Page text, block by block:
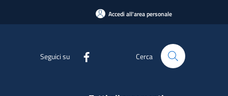
Accedi all'area personale
Seguici su Cerca